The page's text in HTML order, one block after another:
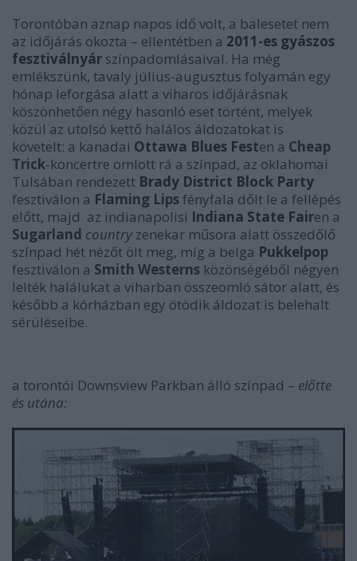
Torontóban aznap napos idő volt, a balesetet nem
az időjárás okozta – ellentétben a 2011-es gyászos
fesztiválnyár színpadomlásaival. Ha még
emlékszünk, tavaly július-augusztus folyamán egy
hónap leforgása alatt a viharos időjárásnak
köszönhetően négy hasonló eset történt, melyek
közül az utolsó kettő halálos áldozatokat is
követelt: a kanadai Ottawa Blues Festen a Cheap
Trick-koncertre omlott rá a színpad, az oklahomai
Tulsában rendezett Brady District Block Party
fesztiválon a Flaming Lipsfényfala dőlt le a fellépés
előtt, majd az indianapolisi Indiana State Fairen a
Sugarland country zenekar műsora alatt összedőlő
színpad hét nézőt ölt meg, míg a belga Pukkelpop
fesztiválon a Smith Westerns közönségéből négyen
lelték halálukat a viharban összeomló sátor alatt, és
később a kórházban egy ötödik áldozat is belehalt
sérüléseibe.
a torontói Downsview Parkban álló színpad – előtte
és utána: